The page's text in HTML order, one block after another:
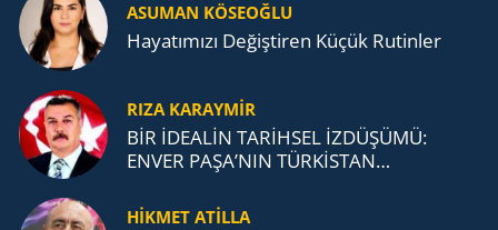
ASUMAN KÖSEOĞLU
Ha­ya­tı­mı­zı De­ğiş­ti­ren Küçük Ru­tin­ler
RIZA KARAYMIR
BİR İDEALİN TARİHSEL İZDÜŞÜMÜ:
ENVER PAŞA’NIN TÜRKİSTAN
TEŞKİLATI’NA UZANAN MİRASI
HİKMET ATİLLA